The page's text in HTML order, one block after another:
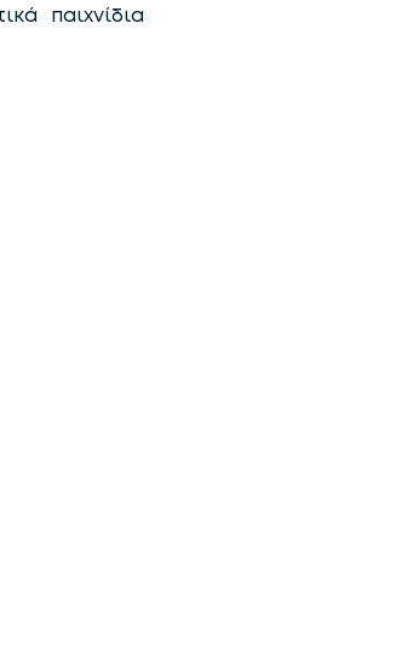
παιχνίδια